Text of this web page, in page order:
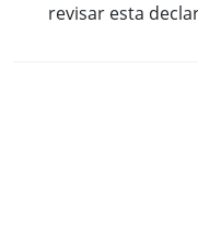
revisar esta